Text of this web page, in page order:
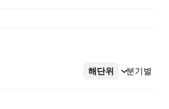
해단위 분기별
더보기